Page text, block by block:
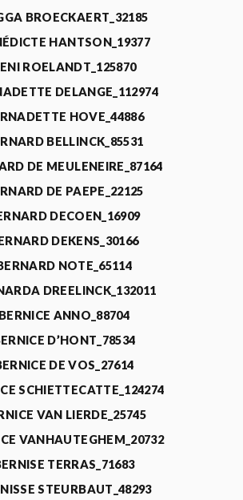
BROECKAERT_32185
HANTSON_19377
ROELANDT_125870
DELANGE_112974
HOVE_44886
BELLINCK_85531
DE MEULENEIRE_87164
DE PAEPE_22125
DECOEN_16909
DEKENS_30166
NOTE_65114
DREELINCK_132011
BERNICE ANNO_88704
D’HONT_78534
DE VOS_27614
SCHIETTECATTE_124274
VAN LIERDE_25745
VANHAUTEGHEM_20732
TERRAS_71683
STEURBAUT_48293